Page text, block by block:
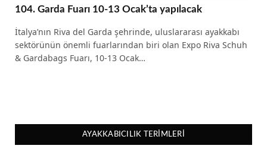
104. Garda Fuarı 10-13 Ocak’ta yapılacak
İtalya’nın Riva del Garda şehrinde, uluslararası ayakkabı
sektörünün önemli fuarlarından biri olan Expo Riva Schuh
& Gardabags Fuarı, 10-13 Ocak…
AYAKKABICILIK TERIMLERI